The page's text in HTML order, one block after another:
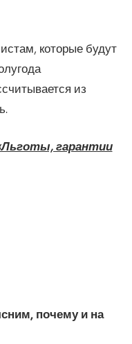
которые будут
из
гарантии
почему и на